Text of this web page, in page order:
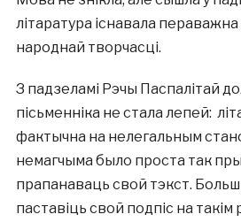
літаратура існавала
народнай творчасці.
З падзеламі Рэчы Паспалітай
пісьменніка не стала лепей:
фактычна на нелегальным
немагчыма было проста так
прапанаваць свой тэкст. Больш
паставіць свой подпіс на такім